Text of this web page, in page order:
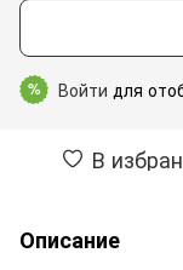
% Войти для
В
Описание